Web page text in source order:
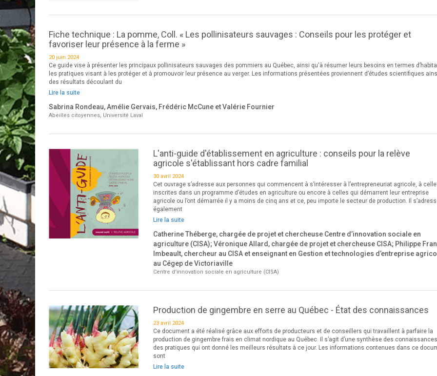
Fiche technique : La pomme, Coll. « Les pollinisateurs sauvages : Conseils pour les protéger et
favoriser leur présence à la ferme »
20 juin 2024
Ce guide vise à présenter les principaux pollinisateurs sauvages des pommiers au Québec, ainsi qu'à résumer leurs besoins en termes
les pratiques visant à les protéger et à promouvoir leur présence au verger. Les informations présentées proviennent d’études scientifiques
des résultats découlant du
Lire la suite
Sabrina Rondeau, Amélie Gervais, Frédéric McCune et Valérie Fournier
Abeilles citoyennes, Université Laval
L'anti-guide d'établissement en agriculture : conseils pour la relève
agricole s'établissant hors cadre familial
30 avril 2024
Cet ouvrage s’adresse aux personnes qui commencent à s’intéresser à l’entrepreneuriat agricole, à
inscrites dans un programme d’études en agriculture ou encore à celles qui démarrent leur entreprise
agricole ou l’ont démarrée il y a moins de cinq ans et ce, peu importe le secteur de production. Il
également
Lire la suite
Catherine Théberge, chargée de projet et chercheuse Centre d’innovation sociale en
agriculture (CISA); Véronique Allard, chargée de projet et chercheuse CISA; Philippe
Imbeault, chercheur au CISA et enseignant en Gestion et technologies d’entreprise
au Cégep de Victoriaville
Centre d'innovation sociale en agriculture (CISA)
Production de gingembre en serre au Québec - État des connaissances
23 avril 2024
Ce document a été réalisé grâce aux efforts de producteurs et de conseillers qui travaillent à parfaire la
production de gingembre frais en climat nordique au Québec. Il s’agit d’une synthèse des
des pratiques qui ont donné les meilleurs résultats à ce jour. Les informations contenues dans ce
sont
Lire la suite